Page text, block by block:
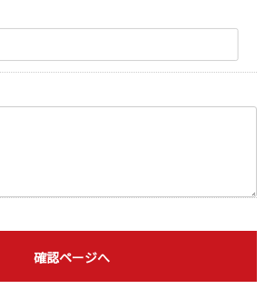
確認ページへ